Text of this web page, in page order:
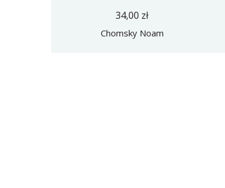
34,00 zł
Chomsky Noam